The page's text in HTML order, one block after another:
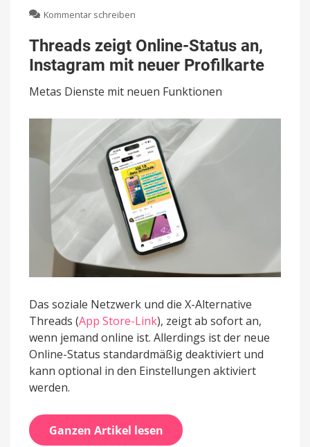
Kommentar schreiben
zeigt
Online-
Status
Instagram
neuer
Profilkarte
Threads zeigt Online-Status an,
Instagram mit neuer Profilkarte
Metas Dienste mit neuen Funktionen
Das soziale Netzwerk und die X-Alternative
Threads (App Store-Link), zeigt ab sofort an,
wenn jemand online ist. Allerdings ist der neue
Online-Status standardmäßig deaktiviert und
kann optional in den Einstellungen aktiviert
werden.
Ganzen Artikel lesen